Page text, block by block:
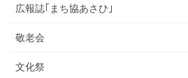
広報誌｢まち協あさひ｣
敬老会
文化祭